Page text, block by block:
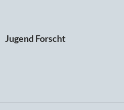
Jugend Forscht